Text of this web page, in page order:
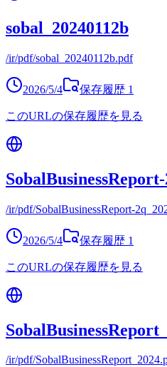
sobal_20240112b
/ir/pdf/sobal_20240112b.pdf
2026/5/4 保存履歴 1
このURLの保存履歴を見る
/ir/pdf/SobalBusinessReport-
2026/5/4 保存履歴 1
このURLの保存履歴を見る
/ir/pdf/